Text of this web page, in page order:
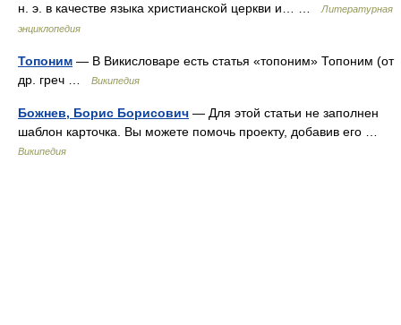
н. э. в качестве языка христианской церкви и… …
Литературная
энциклопедия
Топоним — В Викисловаре есть статья «топоним» Топоним (от
др. греч …
Википедия
Божнев, Борис Борисович — Для этой статьи не заполнен
шаблон карточка. Вы можете помочь проекту, добавив его …
Википедия